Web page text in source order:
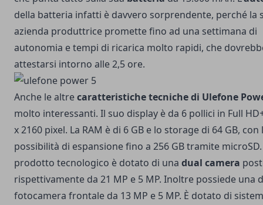
della batteria infatti è davvero sorprendente, perché la
azienda produttrice promette fino ad una settimana di
autonomia e tempi di ricarica molto rapidi, che
attestarsi intorno alle 2,5 ore.
Anche le altrecaratteristiche tecniche di Ulefone
molto interessanti. Il suo display è da 6 pollici in Full
x 2160 pixel. La RAM è di 6 GB e lo storage di 64 GB, con
possibilità di espansione fino a 256 GB tramite
prodotto tecnologico è dotato di una dual camera
rispettivamente da 21 MP e 5 MP. Inoltre possiede una
fotocamera frontale da 13 MP e 5 MP. È dotato di